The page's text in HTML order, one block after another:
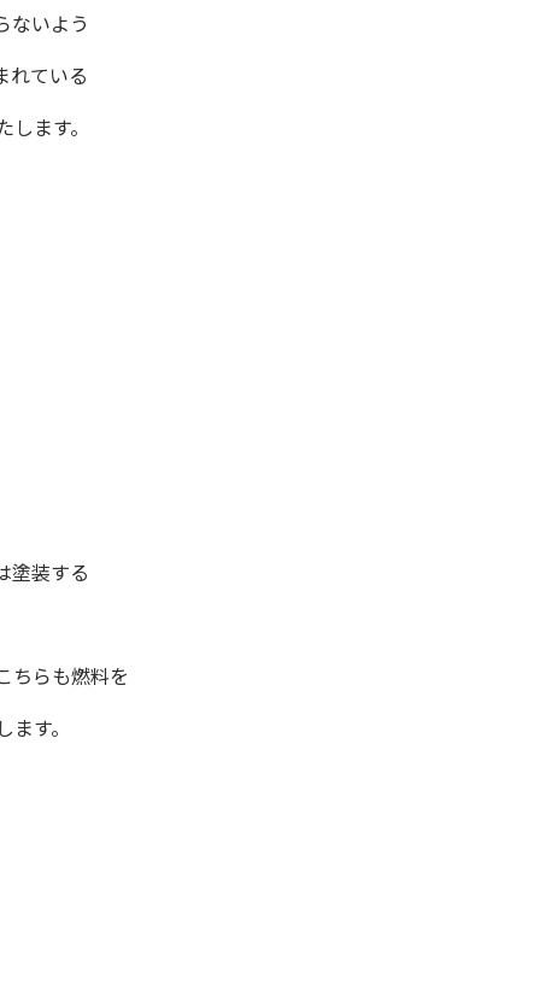
ないよう
れている
ます。
塗装する
ちらも燃料を
す。